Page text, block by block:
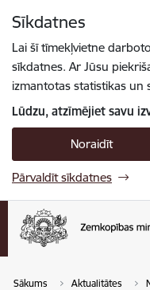
Sīkdatnes
Lai šī tīmekļvietne
sīkdatnes. Ar Jūsu
izmantotas statistikas un
Lūdzu, atzīmējiet savu
Noraidīt
Pārvaldīt sīkdatnes
Sākums Aktualitātes